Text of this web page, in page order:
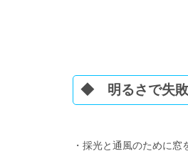
◆ 明るさで失敗
・採光と通風のために窓